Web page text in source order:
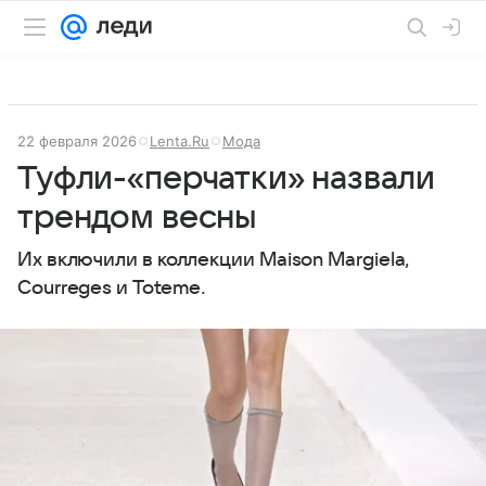
22 февраля 2026 Lenta.Ru Мода
Туфли-«перчатки» назвали
трендом весны
Их включили в коллекции Maison Margiela,
Courreges и Toteme.